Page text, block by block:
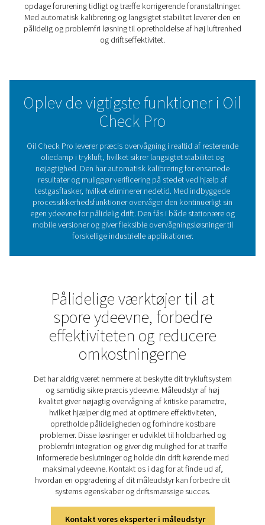
Med automatisk kalibrering og
leverer sensoren langsigtet stabilitet og ensartet
Brugerne kan også udføre kalibrering på stedet ved
en fleksibel og servicevenlig løsning til kontinuerlig
af oliedampe.
Uanset om den bruges til processikkerhed,
Pro de data og den pålidelighed, der er nødvendig for
opretholde ren trykluft af høj kvalitet.
Beskyttelse af
oliedampovervågning
Selv små mængder oliedamp i trykluft kan føre
kontaminerede produkter, beskadigelse af udstyr og
overholdelse af branchestandarder. I følsomme
som medicinalvarer, fødevareproduktion og
afgørende at opretholde ren, oliefri luft for at
produktkvalitet og processikkerhed.
kontinuerlig, højpræcisionsovervågning
restoliedampniveauer, hvilket hjælper virksomheder
opdage forurening tidligt og træffe korrigerende
Medautomatisk kalibrering og langsigtet stabilitet
pålidelig og problemfri løsningtil opretholdelse af høj
og driftseffektivitet.